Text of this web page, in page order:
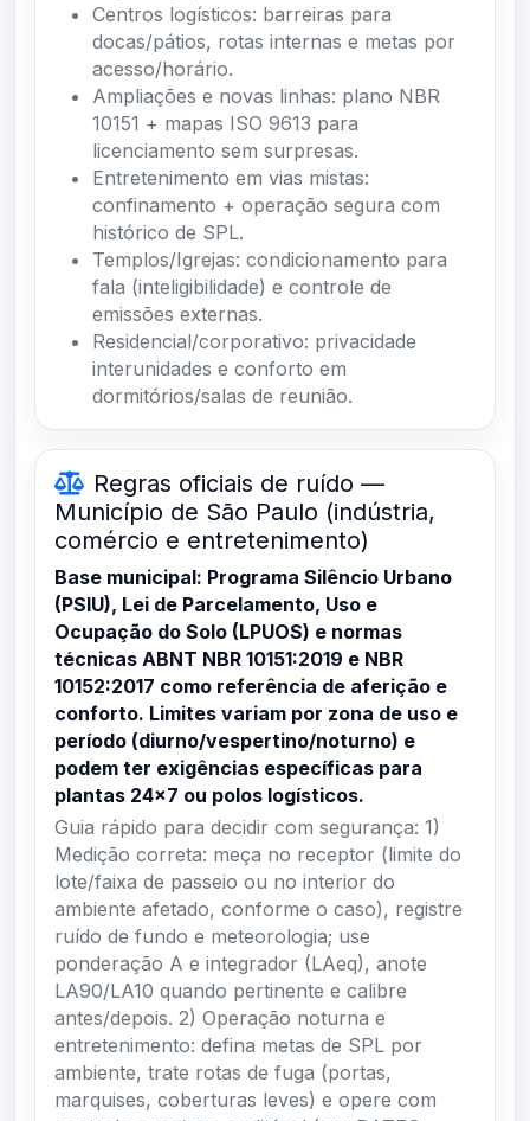
Centros logísticos: barreiras para
docas/pátios, rotas internas e metas por
acesso/horário.
Ampliações e novas linhas: plano NBR
10151 + mapas ISO 9613 para
licenciamento sem surpresas.
Entretenimento em vias mistas:
confinamento + operação segura com
histórico de SPL.
Templos/Igrejas: condicionamento para
fala (inteligibilidade) e controle de
emissões externas.
Residencial/corporativo: privacidade
interunidades e conforto em
dormitórios/salas de reunião.
Regras oficiais de ruído —
Município de São Paulo (indústria,
comércio e entretenimento)
Base municipal: Programa Silêncio Urbano
(PSIU), Lei de Parcelamento, Uso e
Ocupação do Solo (LPUOS) e normas
técnicas ABNT NBR 10151:2019 e NBR
10152:2017 como referência de aferição e
conforto. Limites variam por zona de uso e
período (diurno/vespertino/noturno) e
podem ter exigências específicas para
plantas 24×7 ou polos logísticos.
Guia rápido para decidir com segurança: 1)
Medição correta: meça no receptor (limite do
lote/faixa de passeio ou no interior do
ambiente afetado, conforme o caso), registre
ruído de fundo e meteorologia; use
ponderação A e integrador (LAeq), anote
LA90/LA10 quando pertinente e calibre
antes/depois. 2) Operação noturna e
entretenimento: defina metas de SPL por
ambiente, trate rotas de fuga (portas,
marquises, coberturas leves) e opere com